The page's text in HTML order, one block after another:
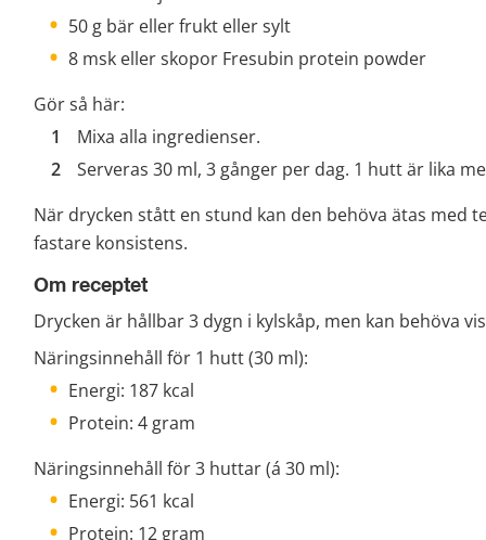
50 g bär eller frukt eller sylt
8 msk eller skopor Fresubin protein powder
Gör så här:
Mixa alla ingredienser.
Serveras 30 ml, 3 gånger per dag. 1 hutt är lika
När drycken stått en stund kan den behöva ätas med
fastare konsistens.
Om receptet
Drycken är hållbar 3 dygn i kylskåp, men kan behöva
Näringsinnehåll för 1 hutt (30 ml):
Energi: 187 kcal
Protein: 4 gram
Näringsinnehåll för 3 huttar (á 30 ml):
Energi: 561 kcal
Protein: 12 gram